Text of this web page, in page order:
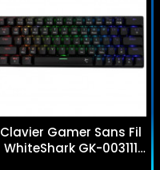
Clavier Gamer Sans Fil
WhiteShark GK-003111